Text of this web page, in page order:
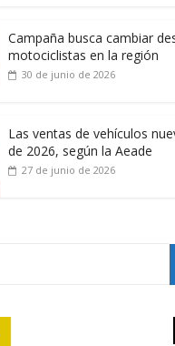
Campaña busca cambiar
motociclistas en la región
30 de junio de 2026
Las ventas de vehículos
de 2026, según la Aeade
27 de junio de 2026